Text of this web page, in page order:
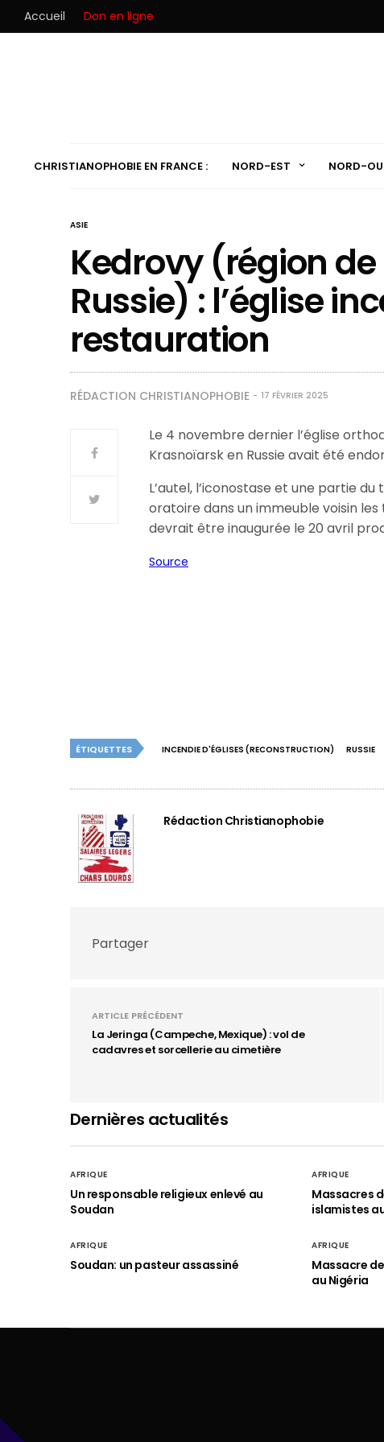
Accueil Don en ligne
CHRISTIANOPHOBIE EN FRANCE : NORD-EST NORD-
ASIE
Kedrovy (région
Russie) : l’église
restauration
RÉDACTION CHRISTIANOPHOBIE 17 FÉVRIER 2025
Le 4 novembre dernier l’église
Krasnoïarsk en Russie avait été
L’autel, l’iconostase et une partie
oratoire dans un immeuble voisin
devrait être inaugurée le 20 avril
Source
ÉTIQUETTES INCENDIE D'ÉGLISES (RECONSTRUCTION) RUSSIE
Rédaction Christianophobie
Partager
ARTICLE PRÉCÉDENT
La Jeringa (Campeche, Mexique) : vol de
cadavres et sorcellerie au cimetière
Dernières actualités
AFRIQUE
Un responsable religieux enlevé au
Soudan
AFRIQUE
Massacres
islamistes
AFRIQUE
Soudan: un pasteur assassiné
AFRIQUE
Massacre
au Nigéria